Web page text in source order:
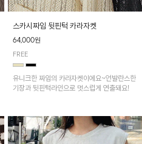
스카시짜임 뒷핀턱 카라자켓
64,000원
FREE
유니크한 짜임의 카라자켓이에요~언발란스한
기장과 뒷핀턱라인으로 멋스럽게 연출돼요!